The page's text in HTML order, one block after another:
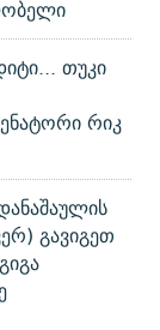
თუკი
რიკ
გავიგეთ